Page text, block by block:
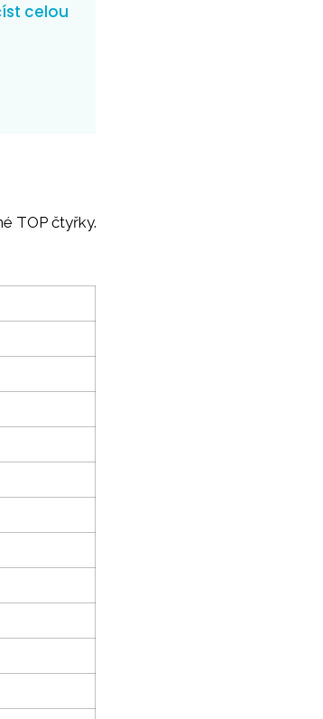
celou
TOP čtyřky.